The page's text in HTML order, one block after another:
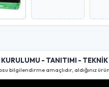
KURULUMU - TANITIMI - TEKNİK
bilgilendirme amaçlıdır, aldığınız